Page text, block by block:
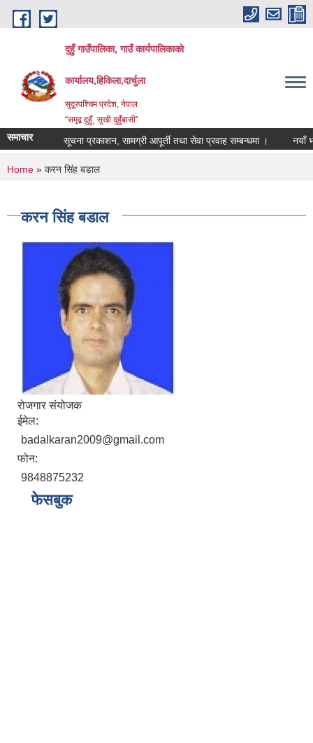
Skip to main content
दुहुँ गाउँपालिका, गाउँ कार्यपालिकाको
कार्यालय,हिकिला,दार्चुला
सुदूरपश्चिम प्रदेश, नेपाल
“समृद्ब दुहुँ¸ सुखी दुहुँबासी”
समाचार सूचना प्रकाशन, सामग्री आपूर्ती तथा सेवा प्रवाह सम्बन्धमा । नयाँ
You are here
Home » करन सिंह बडाल
करन सिंह बडाल
रोजगार संयोजक
ईमेल:
badalkaran2009@gmail.com
फोन:
9848875232
फेसबुक